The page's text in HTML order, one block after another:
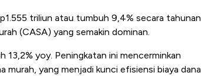
triliun atau tumbuh 9,4% secara tahunan
(CASA) yang semakin dominan.
yoy. Peningkatan ini mencerminkan
murah, yang menjadi kunci efisiensi biaya dana
Tembaga Terbang ke Zona Berbahaya